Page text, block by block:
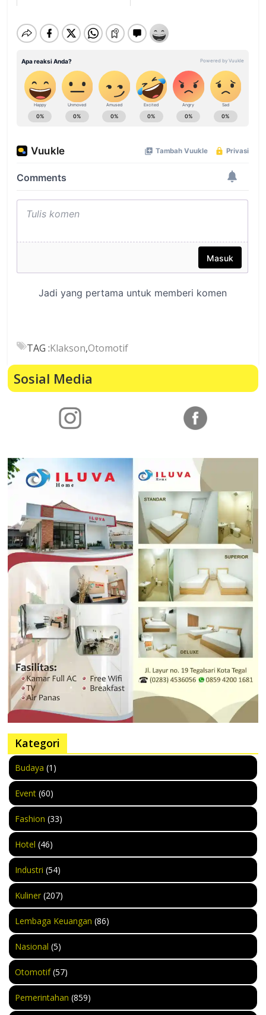
TAG :Klakson,Otomotif
Sosial Media
Kategori
Budaya (1)
Event (60)
Fashion (33)
Hotel (46)
Industri (54)
Kuliner (207)
Lembaga Keuangan (86)
Nasional (5)
Otomotif(57)
Pemerintahan (859)